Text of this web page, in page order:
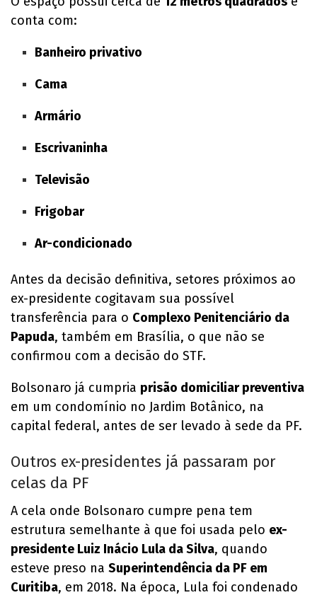
conta com:
Banheiro privativo
Cama
Armário
Escrivaninha
Televisão
Frigobar
Ar-condicionado
Antes da decisão definitiva, setores próximos ao
ex-presidente cogitavam sua possível
transferência para o Complexo Penitenciário da
Papuda, também em Brasília, o que não se
confirmou com a decisão do STF.
Bolsonaro já cumpria prisão domiciliar preventiva
em um condomínio no Jardim Botânico, na
capital federal, antes de ser levado à sede da PF.
Outros ex-presidentes já passaram por
celas da PF
A cela onde Bolsonaro cumpre pena tem
estrutura semelhante à que foi usada pelo ex-
presidente Luiz Inácio Lula da Silva, quando
esteve preso na Superintendência da PF em
Curitiba, em 2018. Na época, Lula foi condenado